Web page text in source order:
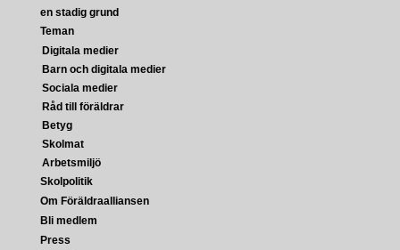
en stadig grund
Teman
Digitala medier
Barn och digitala medier
Sociala medier
Råd till föräldrar
Betyg
Skolmat
Arbetsmiljö
Skolpolitik
Om Föräldraalliansen
Bli medlem
Press